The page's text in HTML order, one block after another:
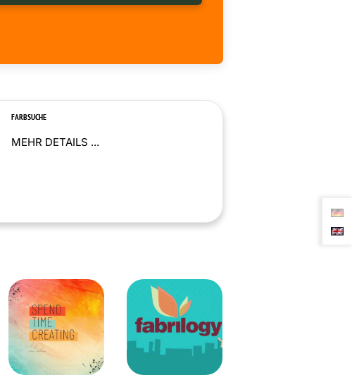
FARBSUCHE
MEHR DETAILS ...